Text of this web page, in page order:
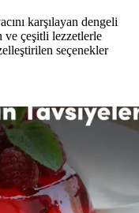
karşılayan dengeli
ve çeşitli lezzetlerle
seçenekler